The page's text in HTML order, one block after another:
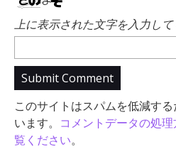
上に表示された文字を入力して
このサイトはスパムを低減す
います。 コメントデータの処
覧ください。